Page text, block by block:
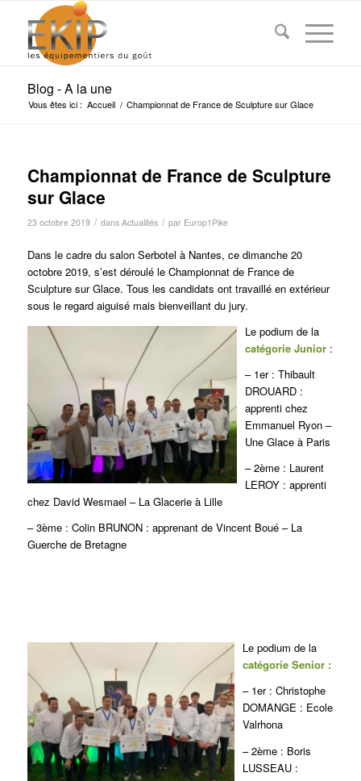
Blog - A la une
Vous êtes ici : Accueil / Championnat de France de Sculpture sur Glace
Championnat de France de Sculpture
sur Glace
23 octobre 2019 / dans Actualités / par Europ1Pike
Dans le cadre du salon Serbotel à Nantes, ce dimanche 20
octobre 2019, s’est déroulé le Championnat de France de
Sculpture sur Glace. Tous les candidats ont travaillé en extérieur
sous le regard aiguisé mais bienveillant du jury.
Le podium de la
catégorie Junior:
– 1er : Thibault
DROUARD :
apprenti chez
Emmanuel Ryon –
Une Glace à Paris
– 2ème : Laurent
LEROY : apprenti
chez David Wesmael – La Glacerie à Lille
– 3ème : Colin BRUNON : apprenant de Vincent Boué – La
Guerche de Bretagne
Le podium de la
catégorie Senior :
– 1er : Christophe
DOMANGE : Ecole
Valrhona
– 2ème : Boris
LUSSEAU :